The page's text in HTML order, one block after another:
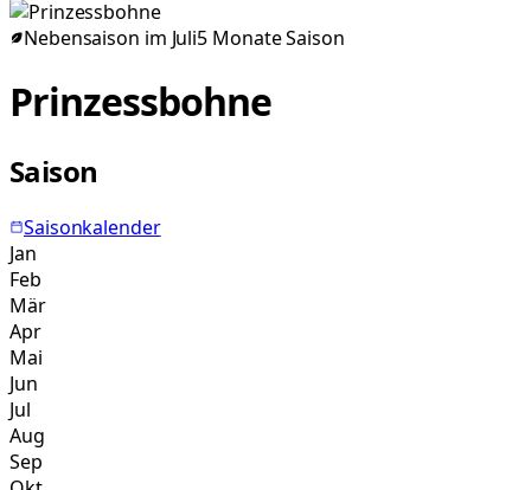
Nebensaison im Juli5 MonateSaison
Prinzessbohne
Saison
Saisonkalender
Jan
Feb
Mär
Apr
Mai
Jun
Jul
Aug
Sep